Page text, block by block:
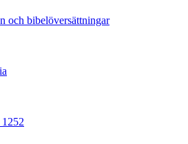
och bibelöversättningar